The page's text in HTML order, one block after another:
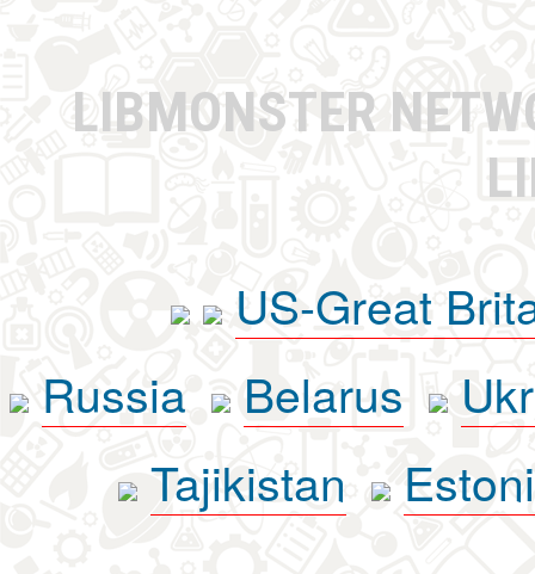
LIBMONSTER
US-Great
Russia
Belarus
Tajikistan